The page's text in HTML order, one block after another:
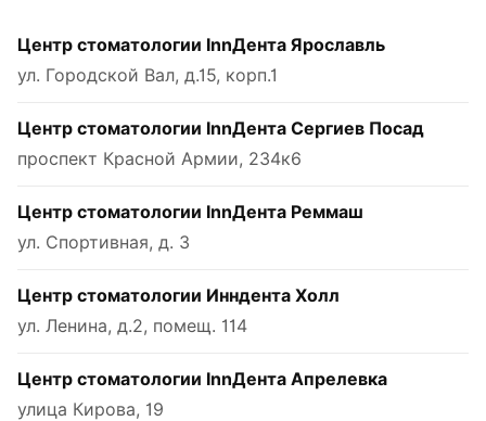
Центр стоматологии InnДента Ярославль
ул. Городской Вал, д.15, корп.1
Центр стоматологии InnДента Сергиев Посад
проспект Красной Армии, 234к6
Центр стоматологии InnДента Реммаш
ул. Спортивная, д. 3
Центр стоматологии Инндента Холл
ул. Ленина, д.2, помещ. 114
Центр стоматологии InnДента Апрелевка
улица Кирова, 19